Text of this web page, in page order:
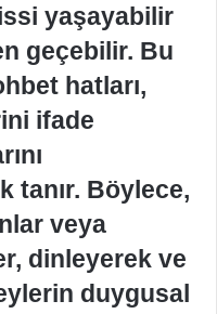
yaşayabilir
geçebilir. Bu
hatları,
ifade
tanır. Böylece,
veya
dinleyerek ve
duygusal